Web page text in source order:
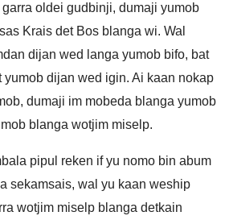
oldei gudbinji, dumaji yumob
Krais det Bos blanga wi. Wal
dijan wed langa yumob bifo, bat
yumob dijan wed igin. Ai kaan nokap
dumaji im mobeda blanga yumob
blanga wotjim miselp.
pipul reken if yu nomo bin abum
sekamsais, wal yu kaan weship
wotjim miselp blanga detkain